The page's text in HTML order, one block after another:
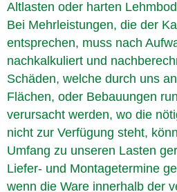
Altlasten oder harten
Bei Mehrleistungen, die der
entsprechen, muss nach
nachkalkuliert und
Schäden, welche durch uns
Flächen, oder Bebauungen
verursacht werden, wo die
nicht zur Verfügung steht,
Umfang zu unseren Lasten
Liefer- und Montagetermine
wenn die Ware innerhalb der